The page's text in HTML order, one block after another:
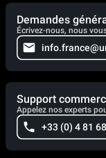
Demandes
Écrivez-nous, nous
Support
Appelez nos experts
+33 (0) 4 81